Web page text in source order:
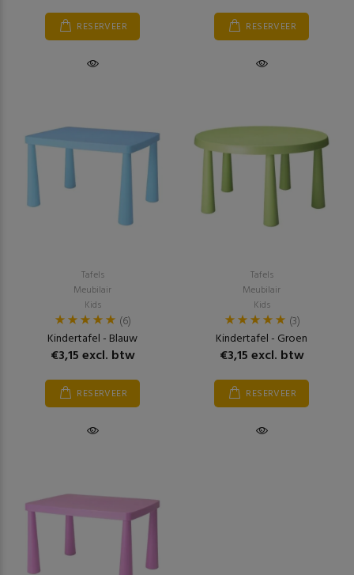
RESERVEER RESERVEER
Tafels
Meubilair
Kids
(6)
Kindertafel - Blauw
€3,15 excl. btw
RESERVEER
Tafels
Meubilair
Kids
(3)
Kindertafel - Groen
€3,15 excl. btw
RESERVEER